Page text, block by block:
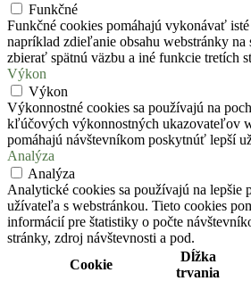
Funkčné
Funkčné cookies pomáhajú vykonávať
napríklad zdieľanie obsahu webstránky na
zbierať spätnú väzbu a iné funkcie tretích
Výkon
Výkon
Výkonnostné cookies sa používajú na
kľúčových výkonnostných ukazovateľov
pomáhajú návštevníkom poskytnúť lepší
Analýza
Analýza
Analytické cookies sa používajú na lepšie
užívateľa s webstránkou. Tieto cookies
informácií pre štatistiky o počte
stránky, zdroj návštevnosti a pod.
Cookie
Dĺžka
trvania